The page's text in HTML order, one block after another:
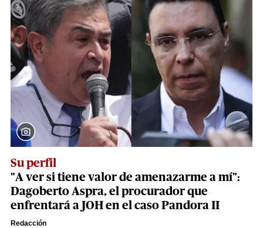
Su perfil
"A ver si tiene valor de amenazarme a mí":
Dagoberto Aspra, el procurador que
enfrentará a JOH en el caso Pandora II
Redacción